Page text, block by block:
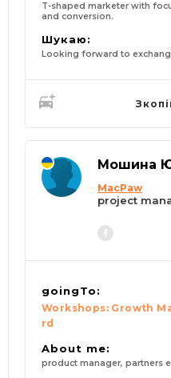
T-shaped marketer with
and conversion.
Шукаю:
Looking forward to
Мошина
MacPaw
project
goingTo:
Workshops: Growth
rd
About me:
product manager, partners